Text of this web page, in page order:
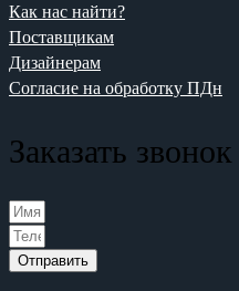
Как нас найти?
Поставщикам
Дизайнерам
Согласие на обработку ПДн
Заказать звонок
Отправить